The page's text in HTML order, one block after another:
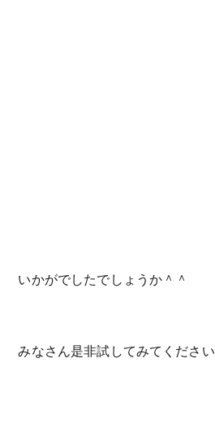
いかがでしたでしょうか＾＾
みなさん是非試してみてください